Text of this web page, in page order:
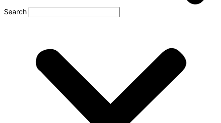
Search